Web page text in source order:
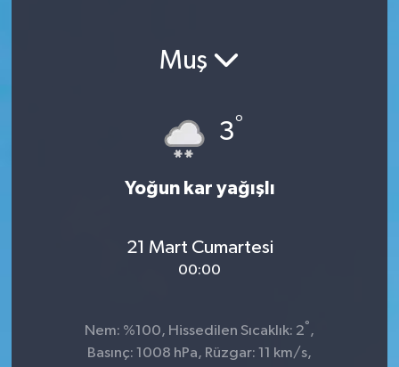
Muş
3°
Yoğun kar yağışlı
21 Mart Cumartesi
00:00
Nem: %100, Hissedilen Sıcaklık: 2° ,
Basınç: 1008 hPa, Rüzgar: 11 km/s,